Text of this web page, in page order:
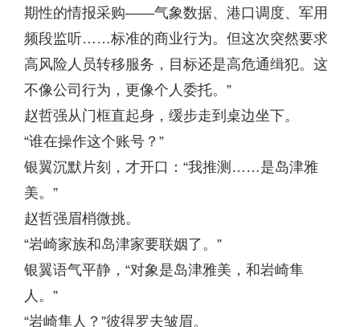
期性的情报采购——气象数据、港口调度、军用
频段监听……标准的商业行为。但这次突然要求
高风险人员转移服务，目标还是高危通缉犯。这
不像公司行为，更像个人委托。”
赵哲强从门框直起身，缓步走到桌边坐下。
“谁在操作这个账号？”
银翼沉默片刻，才开口：“我推测……是岛津雅
美。”
赵哲强眉梢微挑。
“岩崎家族和岛津家要联姻了。”
银翼语气平静，“对象是岛津雅美，和岩崎隼
人。”
“岩崎隼人？”彼得罗夫皱眉。